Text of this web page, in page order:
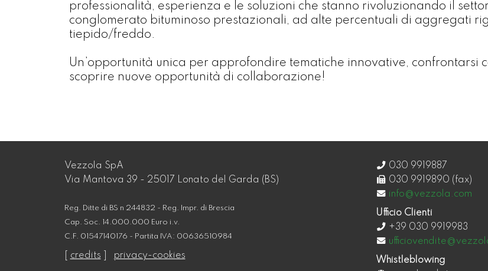
professionalità, esperienza e le soluzioni che stanno rivoluzionando il
conglomerato bituminoso prestazionali, ad alte percentuali di aggregati
tiepido/freddo.
Un’opportunità unica per approfondire tematiche innovative, confrontarsi
scoprire nuove opportunità di collaborazione!
Vezzola SpA
Via Mantova 39 - 25017 Lonato del Garda (BS)
Reg. Ditte di BS n 244832 - Reg. Impr. di Brescia
Cap. Soc. 14.000.000 Euro i.v.
C.F. 01547140176 - Partita IVA: 00636510984
credits privacy-cookies
030 9919887
030 9919890 (fax)
info@vezzola.com
Ufficio Clienti
+39 030 9919983
Whistleblowing